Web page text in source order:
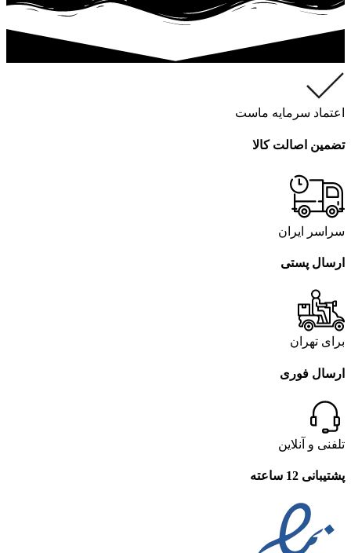
اعتماد سرمایه ماست
تضمین اصالت کالا
سراسر ایران
ارسال پستی
برای تهران
ارسال فوری
تلفنی و آنلاین
پشتیبانی 12 ساعته